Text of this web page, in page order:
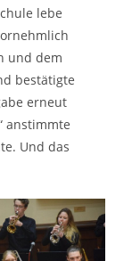
lebe
und dem
bestätigte
erneut
anstimmte
Und das